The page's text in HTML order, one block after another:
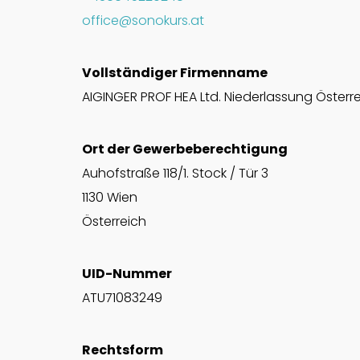
office@sonokurs.at
Vollständiger Firmenname
AIGINGER PROF HEA Ltd. Niederlassung
Ort der Gewerbeberechtigung
Auhofstraße 118/1. Stock / Tür 3
1130 Wien
Österreich
UID-Nummer
ATU71083249
Rechtsform